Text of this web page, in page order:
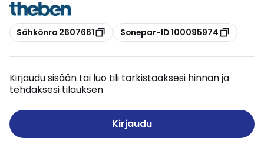
Kopioi
Sähkönro 2607661 Kopioi
Sonepar-ID 100095974
Kirjaudu sisään tai luo tili tarkistaaksesi hinnan ja
tehdäksesi tilauksen
Kirjaudu